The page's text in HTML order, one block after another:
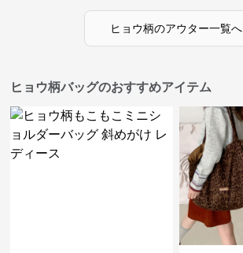
ヒョウ柄のアウター一覧へ
ヒョウ柄バッグのおすすめアイテム